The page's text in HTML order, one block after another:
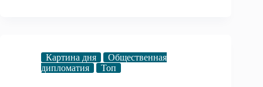
Картина дня
Общественная
дипломатия
Топ